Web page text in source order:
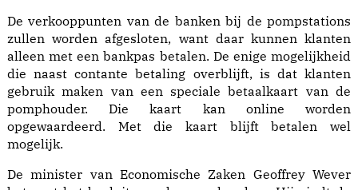
De verkooppunten van de banken bij de pompstations
zullen worden afgesloten, want daar kunnen klanten
alleen met een bankpas betalen. De enige mogelijkheid
die naast contante betaling overblijft, is dat klanten
gebruik maken van een speciale betaalkaart van de
pomphouder. Die kaart kan online worden
opgewaardeerd. Met die kaart blijft betalen wel
mogelijk.
De minister van Economische Zaken Geoffrey Wever